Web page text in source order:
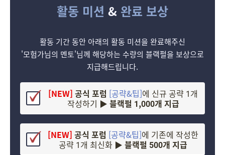
활동 미션 & 완료 보상
활동 기간 동안 아래의 활동 미션을 완료해주신
'모험가님의 멘토'님께 해당하는 수량의 블랙펄을 보상으로
지급해드립니다.
[NEW] 공식 포럼 [공략&팁]에 신규 공략 1개
작성하기 ▶ 블랙펄 1,000개 지급
[NEW] 공식 포럼 [공략&팁]에 기존에 작성한
공략 1개 최신화 ▶ 블랙펄 500개 지급